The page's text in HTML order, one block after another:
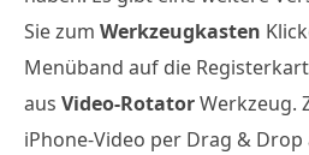
Sie zum Werkzeugkasten
Menüband auf die
aus Video-RotatorWerkzeug.
iPhone-Video per Drag & Drop